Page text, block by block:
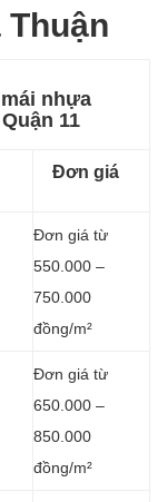
Thuận
nhựa
11
Đơn giá
Đơn giá từ
550.000 –
750.000
đồng/m²
Đơn giá từ
650.000 –
850.000
đồng/m²